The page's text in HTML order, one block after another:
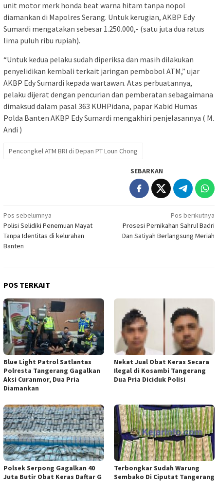
unit motor merk honda beat warna hitam tanpa nopol
diamankan di Mapolres Serang. Untuk kerugian, AKBP Edy
Sumardi mengatakan sebesar 1.250.000,- (satu juta dua ratus
lima puluh ribu rupiah).
“Untuk kedua pelaku sudah diperiksa dan masih dilakukan
penyelidikan kembali terkait jaringan pembobol ATM,” ujar
AKBP Edy Sumardi kepada wartawan. Atas perbuatannya,
pelaku dijerat dengan pencurian dan pemberatan sebagaimana
dimaksud dalam pasal 363 KUHPidana, papar Kabid Humas
Polda Banten AKBP Edy Sumardi mengakhiri penjelasannya ( M.
Andi )
Pencongkel ATM BRI di Depan PT Loun Chong
SEBARKAN
Navigasi
pos
Pos sebelumnya
Polisi Selidiki Penemuan Mayat
Tanpa Identitas di kelurahan
Banten
Pos berikutnya
Prosesi Pernikahan Sahrul Badri
Dan Satiyah Berlangsung Meriah
POS TERKAIT
Blue Light Patrol Satlantas
Polresta Tangerang Gagalkan
Aksi Curanmor, Dua Pria
Diamankan
Nekat Jual Obat Keras Secara
Ilegal di Kosambi Tangerang
Dua Pria Diciduk Polisi
Polsek Serpong Gagalkan 40
Juta Butir Obat Keras Daftar G
Terbongkar Sudah Warung
Sembako Di Ciputat Tangerang